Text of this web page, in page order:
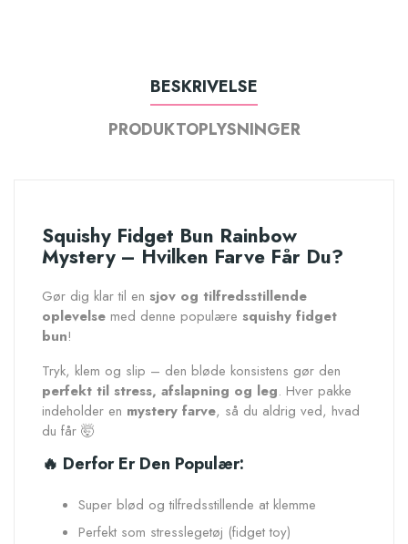
BESKRIVELSE
PRODUKTOPLYSNINGER
Squishy Fidget Bun Rainbow
Mystery – Hvilken Farve Får Du?
Gør dig klar til en sjov og tilfredsstillende
oplevelse med denne populære squishy fidget
bun!
Tryk, klem og slip – den bløde konsistens gør den
perfekt til stress, afslapning og leg. Hver pakke
indeholder en mystery farve, så du aldrig ved, hvad
du får 🤯
🔥 Derfor Er Den Populær:
Super blød og tilfredsstillende at klemme
Perfekt som stresslegetøj (fidget toy)